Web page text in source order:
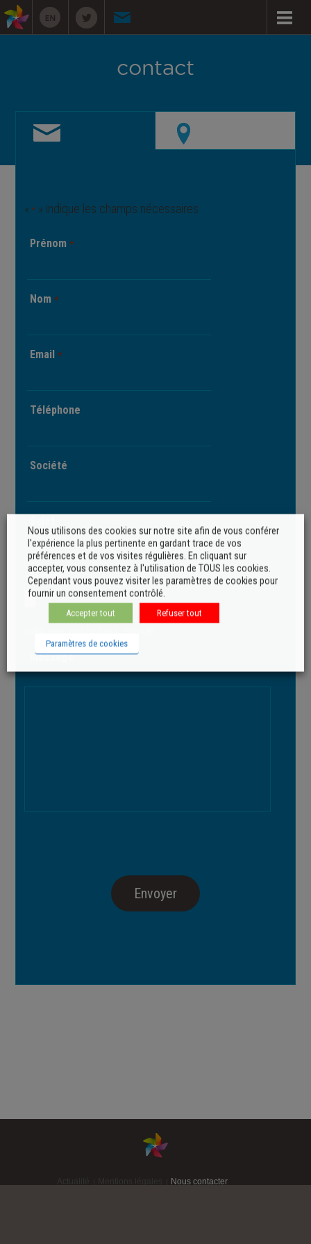
contact
«* » indique les champs nécessaires
Prénom *
Nom *
Email *
Téléphone
Société
Fichier
Message *
Nous contacter
Nous utilisons des cookies sur notre site afin de vous conférer
l'expérience la plus pertinente en gardant trace de vos
préférences et de vos visites régulières. En cliquant sur
accepter, vous consentez à l'utilisation de TOUS les cookies.
Cependant vous pouvez visiter les paramètres de cookies pour
fournir un consentement contrôlé.
Accepter tout Refuser tout
Paramètres de cookies